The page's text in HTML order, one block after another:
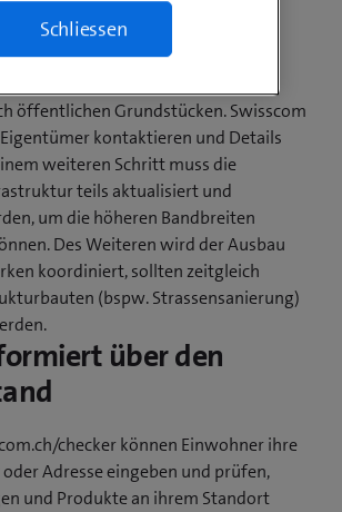
verlegt werden, sind noch
Dazu gehört unter anderem das
für die Ausbauarbeiten auf
öffentlichen Grundstücken. Swisscom
kontaktieren und Details
weiteren Schritt muss die
teils aktualisiert und
um die höheren Bandbreiten
Des Weiteren wird der Ausbau
koordiniert, sollten zeitgleich
(bspw. Strassensanierung)
über den
checker können Einwohner ihre
Adresse eingeben und prüfen,
und Produkte an ihrem Standort
Schliessen